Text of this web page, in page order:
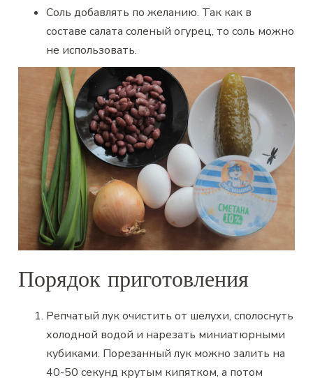
Соль добавлять по желанию. Так как в
составе салата соленый огурец, то соль можно
не использовать.
Порядок приготовления
Репчатый лук очистить от шелухи, сполоснуть
холодной водой и нарезать миниатюрными
кубиками. Порезанный лук можно залить на
40-50 секунд крутым кипятком, а потом